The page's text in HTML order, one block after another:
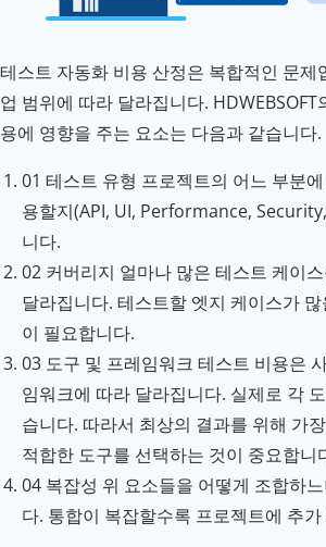
테스트 자동화 비용 산정은 복합적인 문제
업 범위에 따라 달라집니다. HDWEBSOFT
용에 영향을 주는 요소는 다음과 같습니다.
01 테스트 유형 프로젝트의 어느 부분
용할지(API, UI, Performance,
니다.
02 커버리지 얼마나 많은 테스트 케이
달라집니다. 테스트할 엣지 케이스가
이 필요합니다.
03 도구 및 프레임워크 테스트 비용은
임워크에 따라 달라집니다. 실제로 각
습니다. 따라서 최상의 결과를 위해 가
적합한 도구를 선택하는 것이 중요합니
04 복잡성 위 요소들을 어떻게 조합하
다. 통합이 복잡할수록 프로젝트에 추